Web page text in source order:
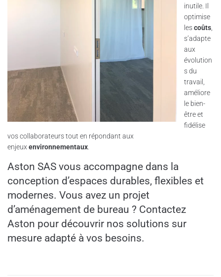
inutile. Il
optimise
lescoûts,
s’adapte
aux
évolution
s du
travail,
améliore
le bien-
être et
fidélise
vos collaborateurs tout en répondant aux
enjeuxenvironnementaux.
Aston SAS vous accompagne dans la
conception d’espaces durables, flexibles et
modernes. Vous avez un projet
d’aménagement de bureau ? Contactez
Aston pour découvrir nos solutions sur
mesure adapté à vos besoins.